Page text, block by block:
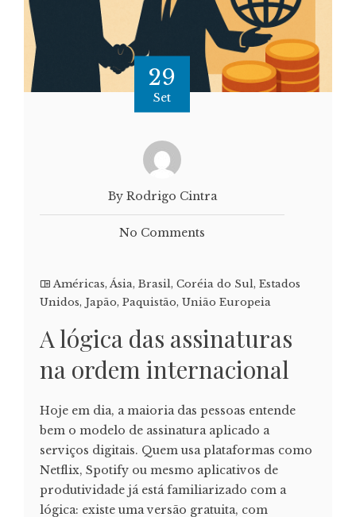
29
Set
By Rodrigo Cintra
No Comments
Américas, Ásia, Brasil, Coréia do Sul, Estados
Unidos, Japão, Paquistão, União Europeia
A lógica das assinaturas
na ordem internacional
Hoje em dia, a maioria das pessoas entende
bem o modelo de assinatura aplicado a
serviços digitais. Quem usa plataformas como
Netflix, Spotify ou mesmo aplicativos de
produtividade já está familiarizado com a
lógica: existe uma versão gratuita, com